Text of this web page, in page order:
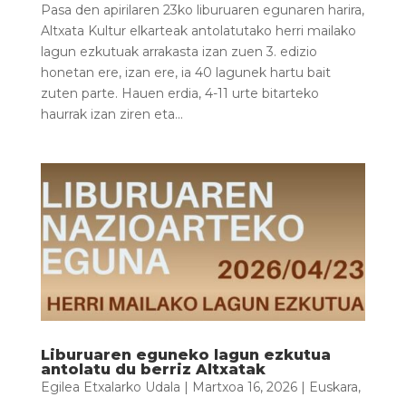
Pasa den apirilaren 23ko liburuaren egunaren harira,
Altxata Kultur elkarteak antolatutako herri mailako
lagun ezkutuak arrakasta izan zuen 3. edizio
honetan ere, izan ere, ia 40 lagunek hartu bait
zuten parte. Hauen erdia, 4-11 urte bitarteko
haurrak izan ziren eta...
Liburuaren eguneko lagun ezkutua
antolatu du berriz Altxatak
Egilea Etxalarko Udala Martxoa 16, 2026| Euskara,